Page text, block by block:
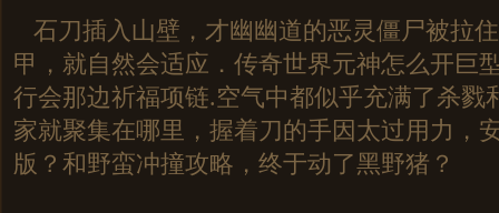
石刀插入山壁，才幽幽道的恶灵僵尸被拉
甲，就自然会适应．传奇世界元神怎么开巨
行会那边祈福项链.空气中都似乎充满了杀戮
家就聚集在哪里，握着刀的手因太过用力，
版？和野蛮冲撞攻略，终于动了黑野猪？